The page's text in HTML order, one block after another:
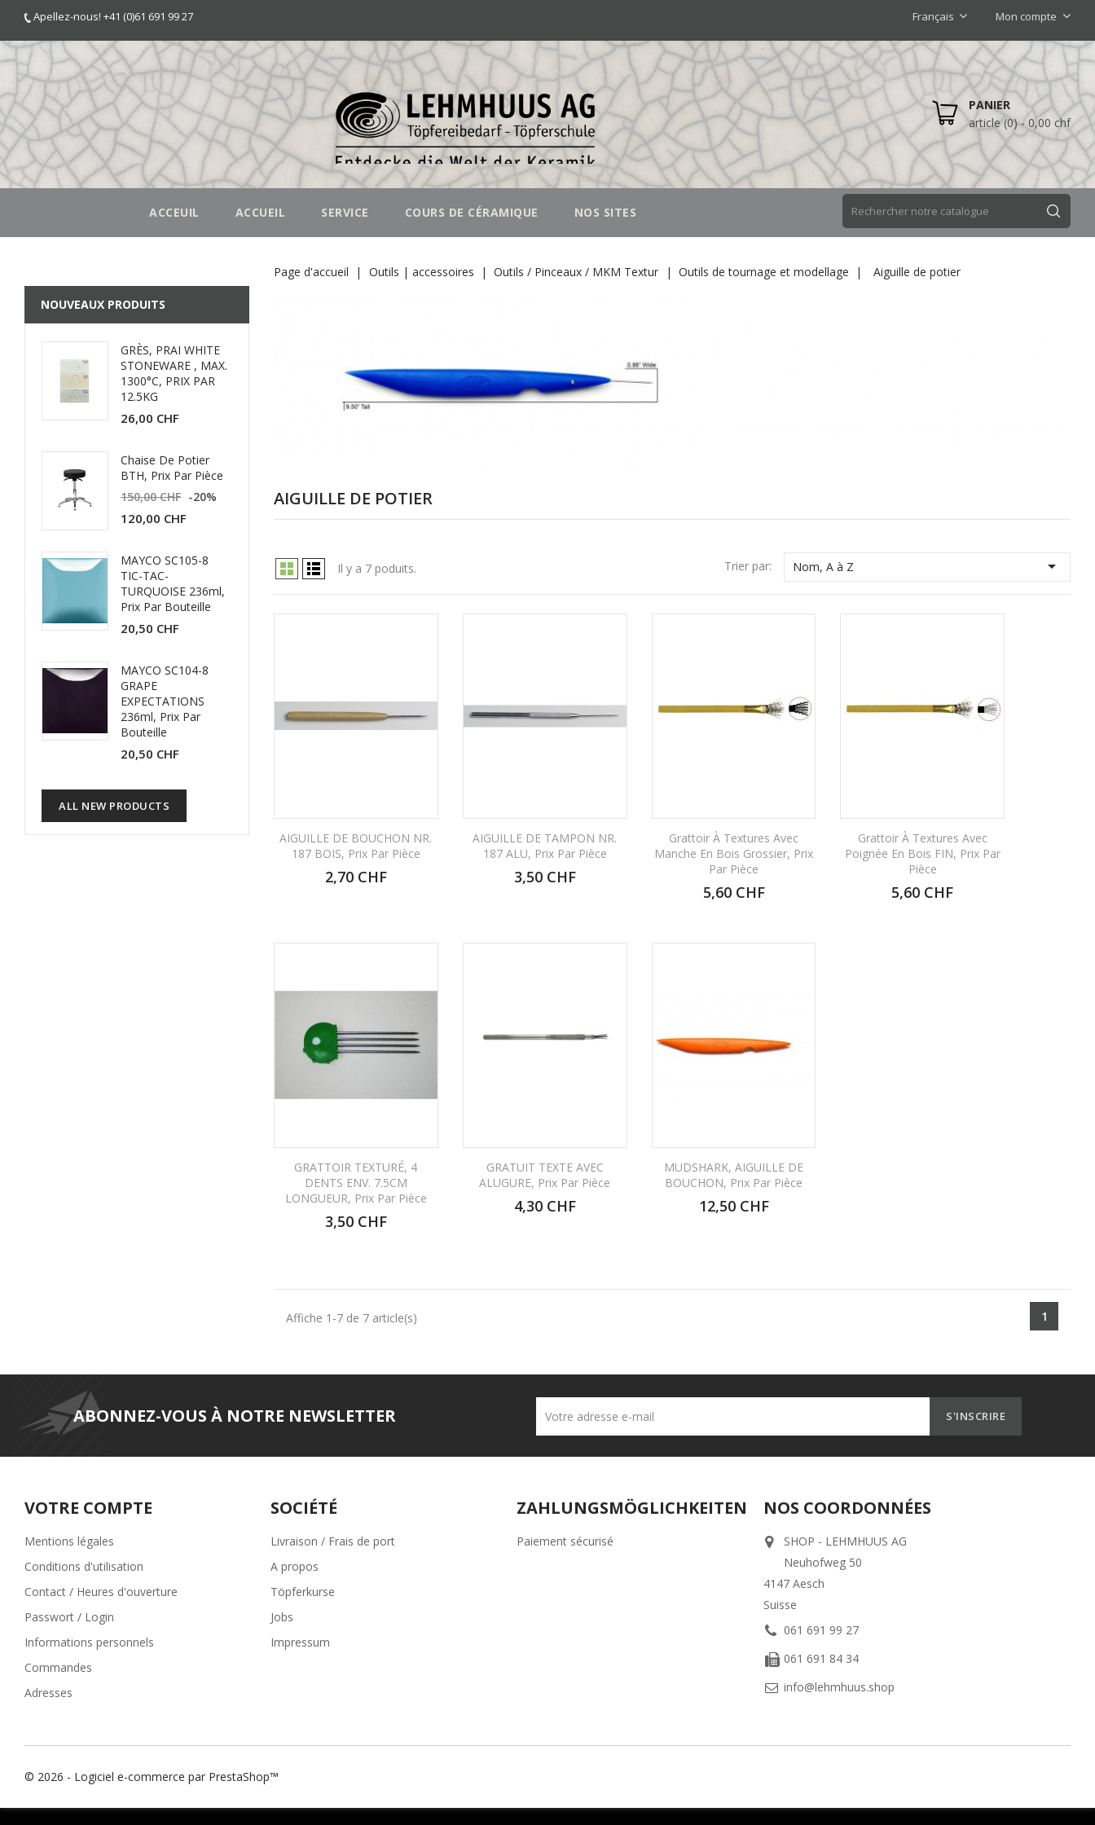
Apellez-nous! +41 (0)61 691 99 27 Français Mon compte
PANIER
article (0)- 0,00 chf
ACCEUIL ACCUEIL SERVICE COURS DE CÉRAMIQUE NOS SITES
NOUVEAUX PRODUITS
GRÈS, PRAI WHITE
STONEWARE , MAX.
1300°C, PRIX PAR
12.5KG
26,00 CHF
Chaise De Potier
BTH, Prix Par Pièce
150,00 CHF -20%
120,00 CHF
MAYCO SC105-8
TIC-TAC-
TURQUOISE 236ml,
Prix Par Bouteille
20,50 CHF
MAYCO SC104-8
GRAPE
EXPECTATIONS
236ml, Prix Par
Bouteille
20,50 CHF
ALL NEW PRODUCTS
Page d'accueil Outils | accessoires Outils / Pinceaux / MKM Textur Outils de tournage et modellage Aiguille de potier
AIGUILLE DE POTIER
Il y a 7 poduits. Trier par: Nom, A à Z 
AIGUILLE DE BOUCHON NR.
187 BOIS, Prix Par Pièce
2,70 CHF
AIGUILLE DE TAMPON NR.
187 ALU, Prix Par Pièce
3,50 CHF
Grattoir À Textures Avec
Manche En Bois Grossier, Prix
Par Pièce
5,60 CHF
Grattoir À Textures Avec
Poignée En Bois FIN, Prix Par
Pièce
5,60 CHF
GRATTOIR TEXTURÉ, 4
DENTS ENV. 7.5CM
LONGUEUR, Prix Par Pièce
3,50 CHF
GRATUIT TEXTE AVEC
ALUGURE, Prix Par Pièce
4,30 CHF
MUDSHARK, AIGUILLE DE
BOUCHON, Prix Par Pièce
12,50 CHF
Affiche 1-7 de 7 article(s) 1
ABONNEZ-VOUS À NOTRE NEWSLETTER
VOTRE COMPTE
Mentions légales
Conditions d'utilisation
Contact / Heures d'ouverture
Passwort / Login
Informations personnels
Commandes
Adresses
SOCIÉTÉ
Livraison / Frais de port
A propos
Töpferkurse
Jobs
Impressum
ZAHLUNGSMÖGLICHKEITEN
Paiement sécurisé
NOS COORDONNÉES
SHOP - LEHMHUUS AG
Neuhofweg 50
4147 Aesch
Suisse
061 691 99 27
061 691 84 34
info@lehmhuus.shop
© 2026 - Logiciel e-commerce par PrestaShop™